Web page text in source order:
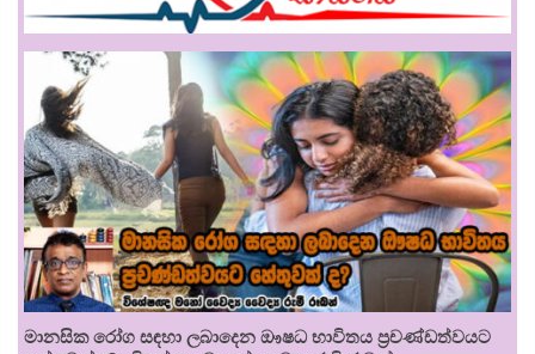
මානසික රෝග සඳහා ලබාදෙන ඖෂධ භාවිතය ප්‍රචණ්ඩත්වයට